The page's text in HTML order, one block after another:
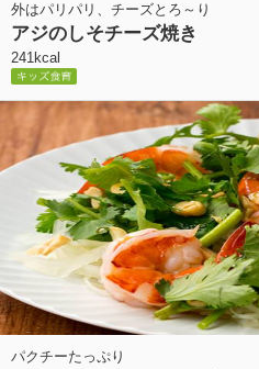
外はパリパリ、チーズとろ～り
アジのしそチーズ焼き
241kcal
パクチーたっぷり